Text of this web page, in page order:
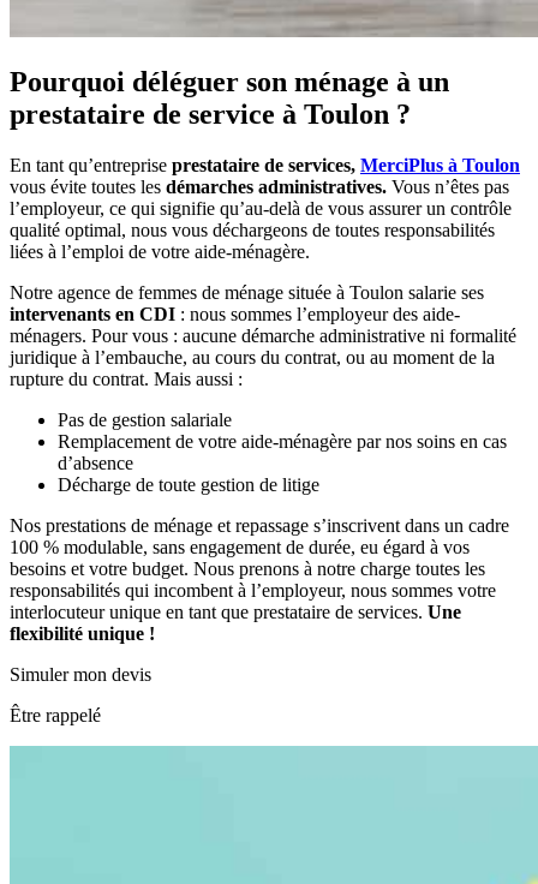
Pourquoi déléguer son ménage à un
prestataire de service à Toulon ?
En tant qu’entreprise prestataire de services, MerciPlus à Toulon
vous évite toutes les démarches administratives. Vous n’êtes pas
l’employeur, ce qui signifie qu’au-delà de vous assurer un contrôle
qualité optimal, nous vous déchargeons de toutes responsabilités
liées à l’emploi de votre aide-ménagère.
Notre agence de femmes de ménage située à Toulon salarie ses
intervenants en CDI : nous sommes l’employeur des aide-
ménagers. Pour vous : aucune démarche administrative ni formalité
juridique à l’embauche, au cours du contrat, ou au moment de la
rupture du contrat. Mais aussi :
Pas de gestion salariale
Remplacement de votre aide-ménagère par nos soins en cas
d’absence
Décharge de toute gestion de litige
Nos prestations de ménage et repassage s’inscrivent dans un cadre
100 % modulable, sans engagement de durée, eu égard à vos
besoins et votre budget. Nous prenons à notre charge toutes les
responsabilités qui incombent à l’employeur, nous sommes votre
interlocuteur unique en tant que prestataire de services. Une
flexibilité unique !
Simuler mon devis
Être rappelé